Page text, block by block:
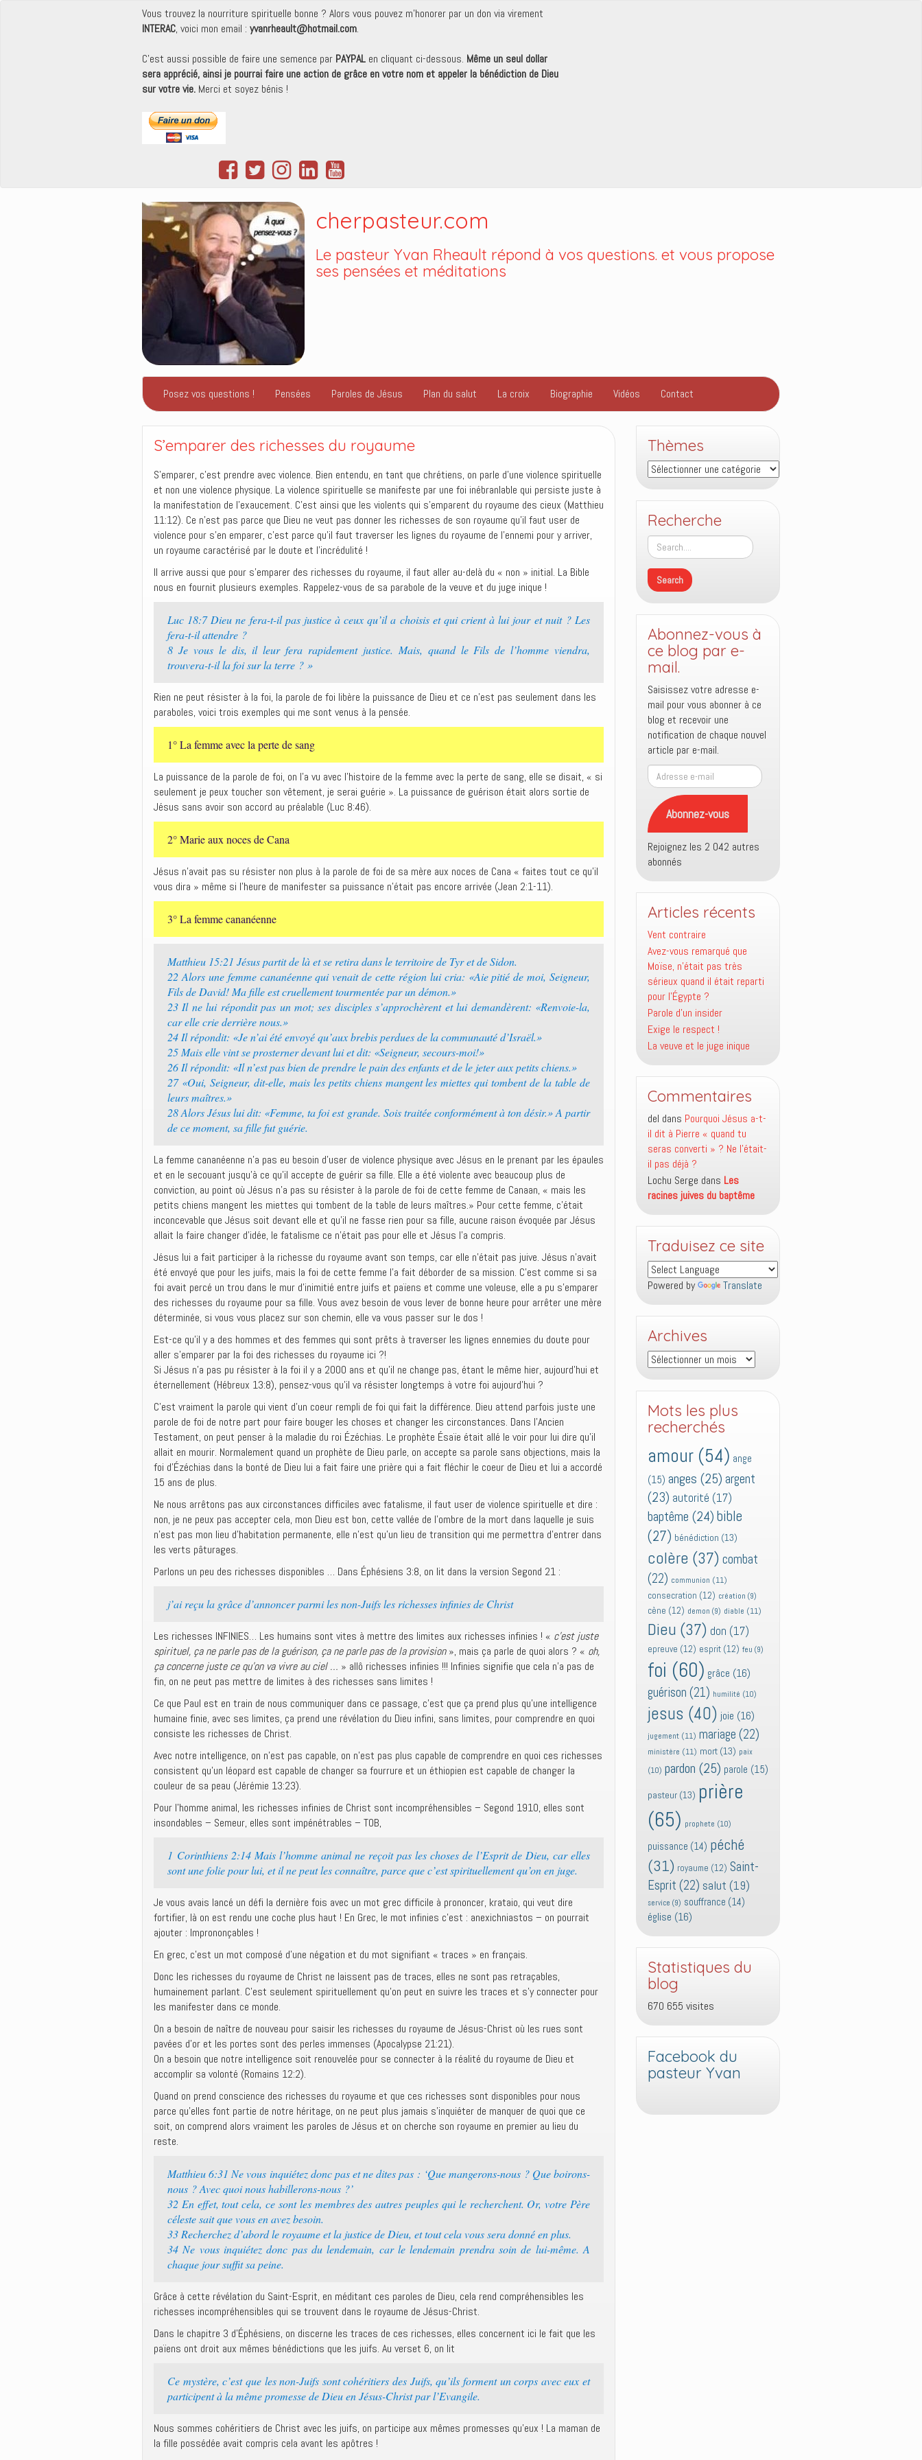
Vous trouvez la nourriture spirituelle bonne ? Alors vous pouvez m'honorer par un don via virement
INTERAC, voici mon email : yvanrheault@hotmail.com.
C'est aussi possible de faire une semence par PAYPAL en cliquant ci-dessous. Même un seul dollar
sera apprécié, ainsi je pourrai faire une action de grâce en votre nom et appeler la bénédiction de Dieu
sur votre vie. Merci et soyez bénis !
cherpasteur.com
Le pasteur Yvan Rheault répond à vos questions. et vous propose
ses pensées et méditations
Posez vos questions ! Pensées Paroles de Jésus Plan du salut La croix Biographie Vidéos Contact
S’emparer des richesses du royaume
S’emparer, c’est prendre avec violence. Bien entendu, en tant que chrétiens, on parle d’une violence spirituelle
et non une violence physique. La violence spirituelle se manifeste par une foi inébranlable qui persiste juste à
la manifestation de l’exaucement. C’est ainsi que les violents qui s’emparent du royaume des cieux (Matthieu
11:12). Ce n’est pas parce que Dieu ne veut pas donner les richesses de son royaume qu’il faut user de
violence pour s’en emparer, c’est parce qu’il faut traverser les lignes du royaume de l’ennemi pour y arriver,
un royaume caractérisé par le doute et l’incrédulité !
Il arrive aussi que pour s’emparer des richesses du royaume, il faut aller au-delà du « non » initial. La Bible
nous en fournit plusieurs exemples. Rappelez-vous de sa parabole de la veuve et du juge inique !
Luc 18:7 Dieu ne fera-t-il pas justice à ceux qu’il a choisis et qui crient à lui jour et nuit ? Les
fera-t-il attendre ?
8 Je vous le dis, il leur fera rapidement justice. Mais, quand le Fils de l’homme viendra,
trouvera-t-il la foi sur la terre ? »
Rien ne peut résister à la foi, la parole de foi libère la puissance de Dieu et ce n’est pas seulement dans les
paraboles, voici trois exemples qui me sont venus à la pensée.
1° La femme avec la perte de sang
La puissance de la parole de foi, on l’a vu avec l’histoire de la femme avec la perte de sang, elle se disait, « si
seulement je peux toucher son vêtement, je serai guérie ». La puissance de guérison était alors sortie de
Jésus sans avoir son accord au préalable (Luc 8:46).
2° Marie aux noces de Cana
Jésus n’avait pas su résister non plus à la parole de foi de sa mère aux noces de Cana « faites tout ce qu’il
vous dira » même si l’heure de manifester sa puissance n’était pas encore arrivée (Jean 2:1-11).
3° La femme cananéenne
Matthieu 15:21 Jésus partit de là et se retira dans le territoire de Tyr et de Sidon.
22 Alors une femme cananéenne qui venait de cette région lui cria: «Aie pitié de moi, Seigneur,
Fils de David! Ma fille est cruellement tourmentée par un démon.»
23 Il ne lui répondit pas un mot; ses disciples s’approchèrent et lui demandèrent: «Renvoie-la,
car elle crie derrière nous.»
24 Il répondit: «Je n’ai été envoyé qu’aux brebis perdues de la communauté d’Israël.»
25 Mais elle vint se prosterner devant lui et dit: «Seigneur, secours-moi!»
26 Il répondit: «Il n’est pas bien de prendre le pain des enfants et de le jeter aux petits chiens.»
27 «Oui, Seigneur, dit-elle, mais les petits chiens mangent les miettes qui tombent de la table de
leurs maîtres.»
28 Alors Jésus lui dit: «Femme, ta foi est grande. Sois traitée conformément à ton désir.» A partir
de ce moment, sa fille fut guérie.
La femme cananéenne n’a pas eu besoin d’user de violence physique avec Jésus en le prenant par les épaules
et en le secouant jusqu’à ce qu’il accepte de guérir sa fille. Elle a été violente avec beaucoup plus de
conviction, au point où Jésus n’a pas su résister à la parole de foi de cette femme de Canaan, « mais les
petits chiens mangent les miettes qui tombent de la table de leurs maîtres.» Pour cette femme, c’était
inconcevable que Jésus soit devant elle et qu’il ne fasse rien pour sa fille, aucune raison évoquée par Jésus
allait la faire changer d’idée, le fatalisme ce n’était pas pour elle et Jésus l’a compris.
Jésus lui a fait participer à la richesse du royaume avant son temps, car elle n’était pas juive. Jésus n’avait
été envoyé que pour les juifs, mais la foi de cette femme l’a fait déborder de sa mission. C’est comme si sa
foi avait percé un trou dans le mur d’inimitié entre juifs et païens et comme une voleuse, elle a pu s’emparer
des richesses du royaume pour sa fille. Vous avez besoin de vous lever de bonne heure pour arrêter une mère
déterminée, si vous vous placez sur son chemin, elle va vous passer sur le dos !
Est-ce qu’il y a des hommes et des femmes qui sont prêts à traverser les lignes ennemies du doute pour
aller s’emparer par la foi des richesses du royaume ici ?!
Si Jésus n’a pas pu résister à la foi il y a 2000 ans et qu’il ne change pas, étant le même hier, aujourd’hui et
éternellement (Hébreux 13:8), pensez-vous qu’il va résister longtemps à votre foi aujourd’hui ?
C’est vraiment la parole qui vient d’un coeur rempli de foi qui fait la différence. Dieu attend parfois juste une
parole de foi de notre part pour faire bouger les choses et changer les circonstances. Dans l’Ancien
Testament, on peut penser à la maladie du roi Ézéchias. Le prophète Ésaïe était allé le voir pour lui dire qu’il
allait en mourir. Normalement quand un prophète de Dieu parle, on accepte sa parole sans objections, mais la
foi d’Ézéchias dans la bonté de Dieu lui a fait faire une prière qui a fait fléchir le coeur de Dieu et lui a accordé
15 ans de plus.
Ne nous arrêtons pas aux circonstances difficiles avec fatalisme, il faut user de violence spirituelle et dire :
non, je ne peux pas accepter cela, mon Dieu est bon, cette vallée de l’ombre de la mort dans laquelle je suis
n’est pas mon lieu d’habitation permanente, elle n’est qu’un lieu de transition qui me permettra d’entrer dans
les verts pâturages.
Parlons un peu des richesses disponibles … Dans Éphésiens 3:8, on lit dans la version Segond 21 :
j’ai reçu la grâce d’annoncer parmi les non-Juifs les richesses infinies de Christ
Les richesses INFINIES… Les humains sont vites à mettre des limites aux richesses infinies ! « c’est juste
spirituel, ça ne parle pas de la guérison, ça ne parle pas de la provision», mais ça parle de quoi alors ? « oh,
ça concerne juste ce qu’on va vivre au ciel … » allô richesses infinies !!! Infinies signifie que cela n’a pas de
fin, on ne peut pas mettre de limites à des richesses sans limites !
Ce que Paul est en train de nous communiquer dans ce passage, c’est que ça prend plus qu’une intelligence
humaine finie, avec ses limites, ça prend une révélation du Dieu infini, sans limites, pour comprendre en quoi
consiste les richesses de Christ.
Avec notre intelligence, on n’est pas capable, on n’est pas plus capable de comprendre en quoi ces richesses
consistent qu’un léopard est capable de changer sa fourrure et un éthiopien est capable de changer la
couleur de sa peau (Jérémie 13:23).
Pour l’homme animal, les richesses infinies de Christ sont incompréhensibles – Segond 1910, elles sont
insondables – Semeur, elles sont impénétrables – TOB,
1 Corinthiens 2:14 Mais l’homme animal ne reçoit pas les choses de l’Esprit de Dieu, car elles
sont une folie pour lui, et il ne peut les connaître, parce que c’est spirituellement qu’on en juge.
Je vous avais lancé un défi la dernière fois avec un mot grec difficile à prononcer, krataio, qui veut dire
fortifier, là on est rendu une coche plus haut ! En Grec, le mot infinies c’est : anexichniastos – on pourrait
ajouter : Imprononçables !
En grec, c’est un mot composé d’une négation et du mot signifiant « traces » en français.
Donc les richesses du royaume de Christ ne laissent pas de traces, elles ne sont pas retraçables,
humainement parlant. C’est seulement spirituellement qu’on peut en suivre les traces et s’y connecter pour
les manifester dans ce monde.
On a besoin de naître de nouveau pour saisir les richesses du royaume de Jésus-Christ où les rues sont
pavées d’or et les portes sont des perles immenses (Apocalypse 21:21).
On a besoin que notre intelligence soit renouvelée pour se connecter à la réalité du royaume de Dieu et
accomplir sa volonté (Romains 12:2).
Quand on prend conscience des richesses du royaume et que ces richesses sont disponibles pour nous
parce qu’elles font partie de notre héritage, on ne peut plus jamais s’inquiéter de manquer de quoi que ce
soit, on comprend alors vraiment les paroles de Jésus et on cherche son royaume en premier au lieu du
reste.
Matthieu 6:31 Ne vous inquiétez donc pas et ne dites pas : ‘Que mangerons-nous ? Que boirons-
nous ? Avec quoi nous habillerons-nous ?’
32 En effet, tout cela, ce sont les membres des autres peuples qui le recherchent. Or, votre Père
céleste sait que vous en avez besoin.
33 Recherchez d’abord le royaume et la justice de Dieu, et tout cela vous sera donné en plus.
34 Ne vous inquiétez donc pas du lendemain, car le lendemain prendra soin de lui-même. A
chaque jour suffit sa peine.
Grâce à cette révélation du Saint-Esprit, en méditant ces paroles de Dieu, cela rend compréhensibles les
richesses incompréhensibles qui se trouvent dans le royaume de Jésus-Christ.
Dans le chapitre 3 d’Éphésiens, on discerne les traces de ces richesses, elles concernent ici le fait que les
païens ont droit aux mêmes bénédictions que les juifs. Au verset 6, on lit
Ce mystère, c’est que les non-Juifs sont cohéritiers des Juifs, qu’ils forment un corps avec eux et
participent à la même promesse de Dieu en Jésus-Christ par l’Evangile.
Nous sommes cohéritiers de Christ avec les juifs, on participe aux mêmes promesses qu’eux ! La maman de
la fille possédée avait compris cela avant les apôtres !
Thèmes
Thèmes
Recherche
Abonnez-vous à
ce blog par e-
mail.
Saisissez votre adresse e-
mail pour vous abonner à ce
blog et recevoir une
notification de chaque nouvel
article par e-mail.
Adresse
e-
mail
Abonnez-vous
Rejoignez les 2 042 autres
abonnés
Articles récents
Vent contraire
Avez-vous remarqué que
Moïse, n’était pas très
sérieux quand il était reparti
pour l’Égypte ?
Parole d’un insider
Exige le respect !
La veuve et le juge inique
Commentaires
del dans Pourquoi Jésus a-t-
il dit à Pierre « quand tu
seras converti » ? Ne l’était-
il pas déjà ?
Lochu Serge dans Les
racines juives du baptême
Traduisez ce site
Powered by Translate
Archives
Archives
Mots les plus
recherchés
amour (54) ange
(15) anges (25) argent
(23) autorité (17)
baptême (24) bible
(27) bénédiction (13)
colère (37) combat
(22) communion (11)
consecration (12) création (9)
cène (12) demon (9) diable (11)
Dieu (37) don (17)
epreuve (12) esprit (12) feu (9)
foi (60) grâce (16)
guérison (21) humilité (10)
jesus (40) joie (16)
jugement (11) mariage (22)
ministère (11) mort (13) paix
(10) pardon (25) parole (15)
pasteur (13) prière
(65) prophete (10)
puissance (14) péché
(31) royaume (12) Saint-
Esprit (22) salut (19)
service (9) souffrance (14)
église (16)
Statistiques du
blog
670 655 visites
Facebook du
pasteur Yvan